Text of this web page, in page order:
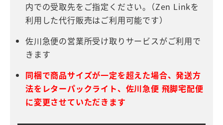
内での受取先をご指定ください。（Zen Linkを
利用した代行販売はご利用可能です）
佐川急便の営業所受け取りサービスがご利用で
きます
同梱で商品サイズが一定を超えた場合、発送方
法をレターパックライト、佐川急便 飛脚宅配便
に変更させていただきます